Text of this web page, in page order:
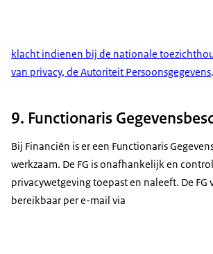
klacht indienen bij de nationale
van privacy, de Autoriteit Persoonsgegevens.
9. Functionaris
Bij Financiën is er een Functionaris
werkzaam. De FG is onafhankelijk en
privacywetgeving toepast en naleeft. De FG
bereikbaar per e-mail via